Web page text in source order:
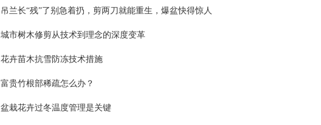
吊兰长“残”了别急着扔，剪两刀就能重生，爆盆快得惊人
城市树木修剪从技术到理念的深度变革
花卉苗木抗雪防冻技术措施
富贵竹根部稀疏怎么办？
盆栽花卉过冬温度管理是关键